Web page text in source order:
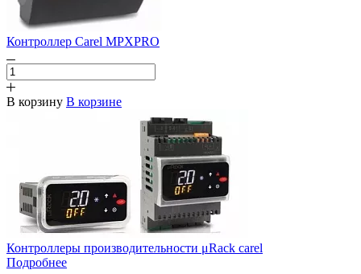
Контроллер Carel MPXPRO
В корзину В корзине
Контроллеры производительности μRack carel
Подробнее